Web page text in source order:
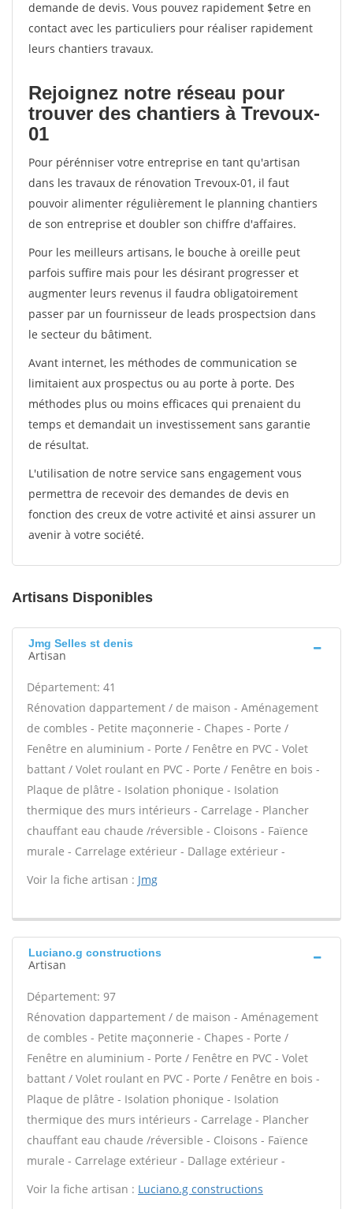
demande de devis. Vous pouvez rapidement $etre en
contact avec les particuliers pour réaliser rapidement
leurs chantiers travaux.
Rejoignez notre réseau pour
trouver des chantiers à Trevoux-
01
Pour pérénniser votre entreprise en tant qu'artisan
dans les travaux de rénovation Trevoux-01, il faut
pouvoir alimenter régulièrement le planning chantiers
de son entreprise et doubler son chiffre d'affaires.
Pour les meilleurs artisans, le bouche à oreille peut
parfois suffire mais pour les désirant progresser et
augmenter leurs revenus il faudra obligatoirement
passer par un fournisseur de leads prospectsion dans
le secteur du bâtiment.
Avant internet, les méthodes de communication se
limitaient aux prospectus ou au porte à porte. Des
méthodes plus ou moins efficaces qui prenaient du
temps et demandait un investissement sans garantie
de résultat.
L'utilisation de notre service sans engagement vous
permettra de recevoir des demandes de devis en
fonction des creux de votre activité et ainsi assurer un
avenir à votre société.
Artisans Disponibles
Jmg Selles st denis
Artisan
Département: 41
Rénovation dappartement / de maison - Aménagement
de combles - Petite maçonnerie - Chapes - Porte /
Fenêtre en aluminium - Porte / Fenêtre en PVC - Volet
battant / Volet roulant en PVC - Porte / Fenêtre en bois -
Plaque de plâtre - Isolation phonique - Isolation
thermique des murs intérieurs - Carrelage - Plancher
chauffant eau chaude /réversible - Cloisons - Faïence
murale - Carrelage extérieur - Dallage extérieur -
Voir la fiche artisan : Jmg
Luciano.g constructions
Artisan
Département: 97
Rénovation dappartement / de maison - Aménagement
de combles - Petite maçonnerie - Chapes - Porte /
Fenêtre en aluminium - Porte / Fenêtre en PVC - Volet
battant / Volet roulant en PVC - Porte / Fenêtre en bois -
Plaque de plâtre - Isolation phonique - Isolation
thermique des murs intérieurs - Carrelage - Plancher
chauffant eau chaude /réversible - Cloisons - Faïence
murale - Carrelage extérieur - Dallage extérieur -
Voir la fiche artisan : Luciano.g constructions